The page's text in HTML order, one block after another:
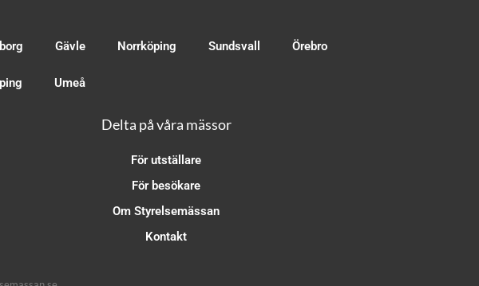
Gävle Norrköping Sundsvall Örebro
Umeå
Delta på våra mässor
För utställare
För besökare
Om Styrelsemässan
Kontakt